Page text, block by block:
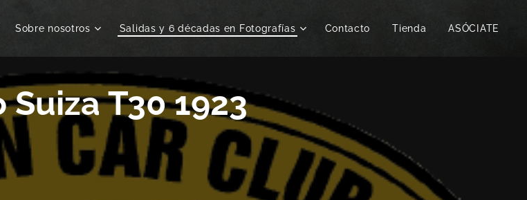
Sobre nosotros Salidas y 6 décadas en Fotografías Contacto Tienda ASÓCIATE
Suiza T30 1923